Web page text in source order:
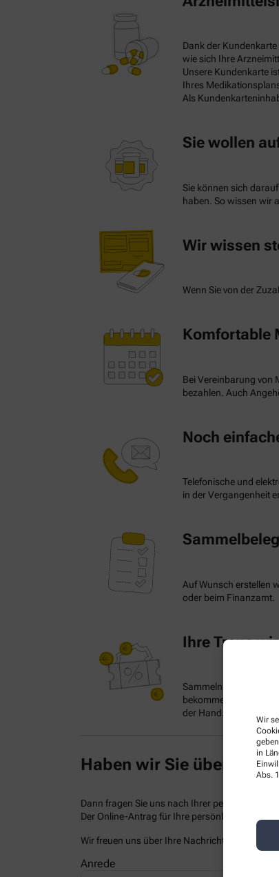
Wir
in
Abs.
Dank der
wie sich Ihre
Unsere Kundenkarte
Ihres
Als
Sie wollen
Sie können sich
haben. So wissen wir
Wir wissen
Wenn Sie von der
Komfortable
Bei Vereinbarung von
bezahlen. Auch
Noch
Telefonische und
in der Vergangenheit
Auf Wunsch erstellen
oder beim Finanzamt.
Ihre Treue
Sammeln Sie
bekommen Sie einen
der Hand. Viel Spaß
Haben wir Sie überzeugt?
Dann fragen Sie uns nach Ihrer persönlichen
Der Online-Antrag für Ihre persönliche
Wir freuen uns über Ihre Nachricht.
Anrede